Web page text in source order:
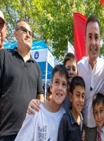
Akın: Benim derdim
hizmet hemşerim!
05 Ağustos 2026